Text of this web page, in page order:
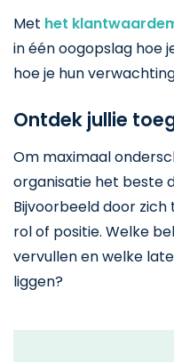
Met het
in één oogopslag hoe
hoe je hun
Ontdek jullie
Om maximaal
organisatie het beste
Bijvoorbeeld door
rol of positie. Welke
vervullen en welke
liggen?